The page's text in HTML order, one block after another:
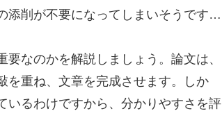
添削が不要になってしまいそうです…
なのかを解説しましょう。論文は、
を重ね、文章を完成させます。しか
いるわけですから、分かりやすさを評